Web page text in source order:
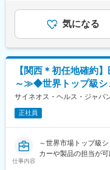
また、在籍年数が増
手当もアップします
る報酬制度になってい
■豊富なキャリアプラ
志向性やその時の環
「幅広い疾患をカバ
門（マネージャー、
幅広いキャリアプラン
変更の範囲：会社の
医師などに提案する
ています。
・MRとは
主に医師や薬剤師等
設の患者様に応じた
行います。
※MRだけでなく、医
ございます。
本的なビジネスマナ
期社員と支えあいな
動・四半期一時金：
だし支給条件有。他
勤務10万円…）ござい
り、選考を通じて上
当を含めた表記です。
気になる
【関西＊初任地確約
～≫◆世界トップ級シ
サイネオス・ヘルス・ジャパ
正社員
仕事内容
～世界市場トップ級
カーや製品の担当が